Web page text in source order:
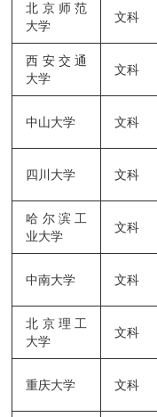
北京师范
大学
文科
西安交通
大学
文科
中山大学 文科
四川大学 文科
哈尔滨工
业大学
文科
中南大学 文科
北京理工
大学
文科
重庆大学 文科